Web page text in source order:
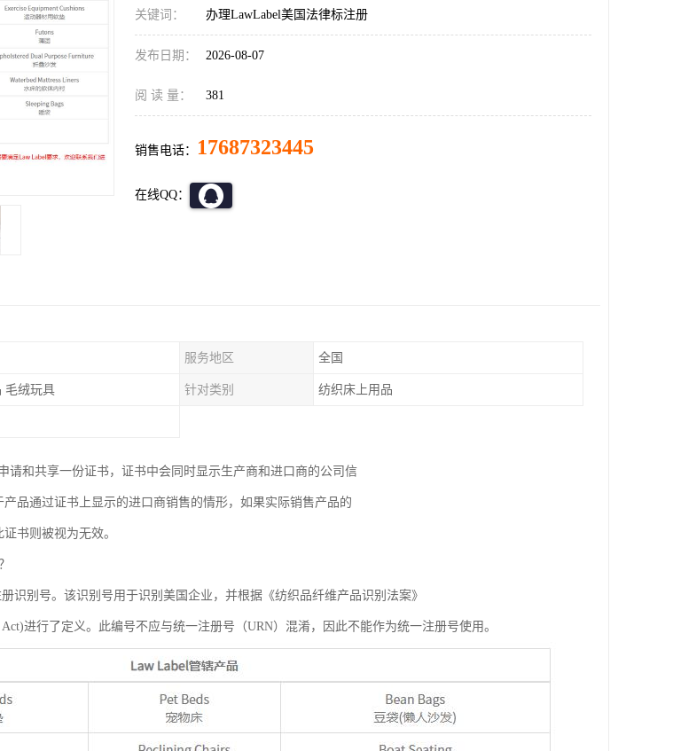
关键词： 办理LawLabel美国法律标注册
发布日期： 2026-08-07
阅 读 量： 381
销售电话： 17687323445
在线QQ：
服务地区 全国
毛绒玩具 针对类别 纺织床上用品
请和共享一份证书，证书中会同时显示生产商和进口商的公司信
品通过证书上显示的进口商销售的情形，如果实际销售产品的
书则被视为无效。
识别号。该识别号用于识别美国企业，并根据《纺织品纤维产品识别法案》
Act)进行了定义。此编号不应与统一注册号（URN）混淆，因此不能作为统一注册号使用。